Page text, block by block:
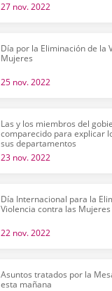
27 nov. 2022
Día por la Eliminación de la
Mujeres
25 nov. 2022
Las y los miembros del
comparecido para explicar
sus departamentos
23 nov. 2022
Día Internacional para la
Violencia contra las Mujeres
22 nov. 2022
Asuntos tratados por la
esta mañana